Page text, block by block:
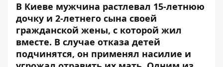
В Киеве мужчина растлевал 15-летнюю
дочку и 2-летнего сына своей
гражданской жены, с которой жил
вместе. В случае отказа детей
подчинятся, он применял насилие и